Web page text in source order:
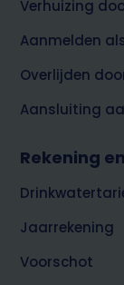
Verhuizing
Aanmelden
Overlijden
Aansluiting
Rekening
Jaarrekening
Voorschot